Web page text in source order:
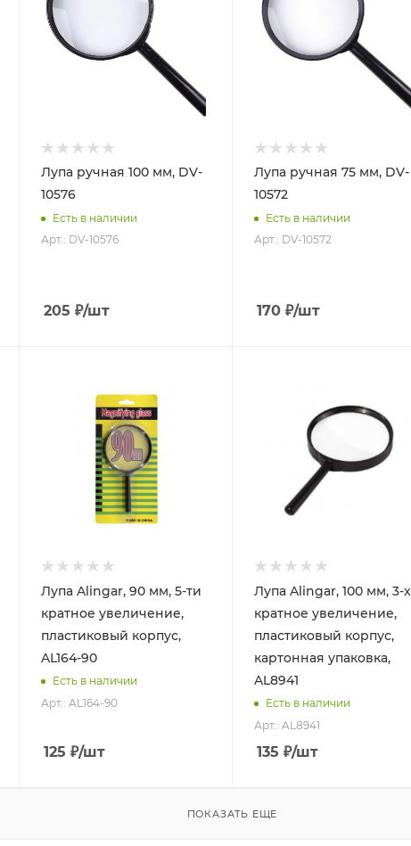
Лупа ручная 100 мм, DV-
10576
Есть в наличии
Арт.: DV-10576
205 ₽/шт
Лупа ручная 75 мм, DV-
10572
Есть в наличии
Арт.: DV-10572
170 ₽/шт
Лупа Alingar, 90 мм, 5-ти
кратное увеличение,
пластиковый корпус,
AL164-90
Есть в наличии
Арт.: AL164-90
125 ₽/шт
Лупа Alingar, 100 мм, 3-х
кратное увеличение,
пластиковый корпус,
картонная упаковка,
AL8941
Есть в наличии
Арт.: AL8941
135 ₽/шт
ПОКАЗАТЬ ЕЩЕ